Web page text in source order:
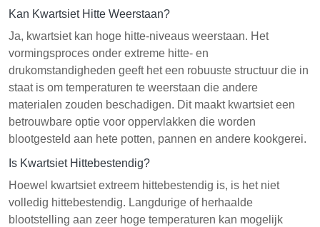
Kan Kwartsiet Hitte Weerstaan?
Ja, kwartsiet kan hoge hitte-niveaus weerstaan. Het
vormingsproces onder extreme hitte- en
drukomstandigheden geeft het een robuuste structuur die in
staat is om temperaturen te weerstaan die andere
materialen zouden beschadigen. Dit maakt kwartsiet een
betrouwbare optie voor oppervlakken die worden
blootgesteld aan hete potten, pannen en andere kookgerei.
Is Kwartsiet Hittebestendig?
Hoewel kwartsiet extreem hittebestendig is, is het niet
volledig hittebestendig. Langdurige of herhaalde
blootstelling aan zeer hoge temperaturen kan mogelijk